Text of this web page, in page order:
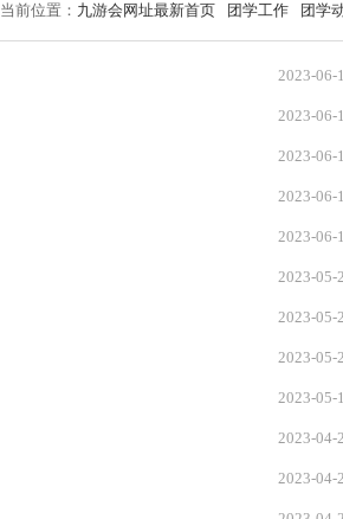
当前位置： 九游会网址最新首页 团学工作 团学
2023-06-
2023-06-
2023-06-
2023-06-
2023-06-
2023-05-
2023-05-
2023-05-
2023-05-
2023-04-
2023-04-